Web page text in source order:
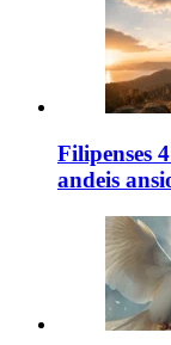
Filipenses
andeis